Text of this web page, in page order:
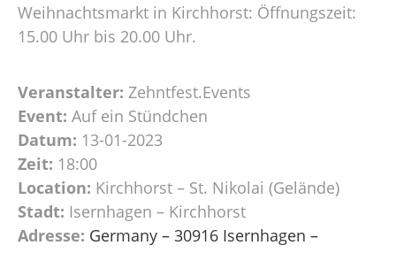
Weihnachtsmarkt in Kirchhorst: Öffnungszeit:
15.00 Uhr bis 20.00 Uhr.
Veranstalter: Zehntfest.Events
Event: Auf ein Stündchen
Datum: 13-01-2023
Zeit: 18:00
Location: Kirchhorst – St. Nikolai (Gelände)
Stadt: Isernhagen – Kirchhorst
Adresse: Germany – 30916 Isernhagen –